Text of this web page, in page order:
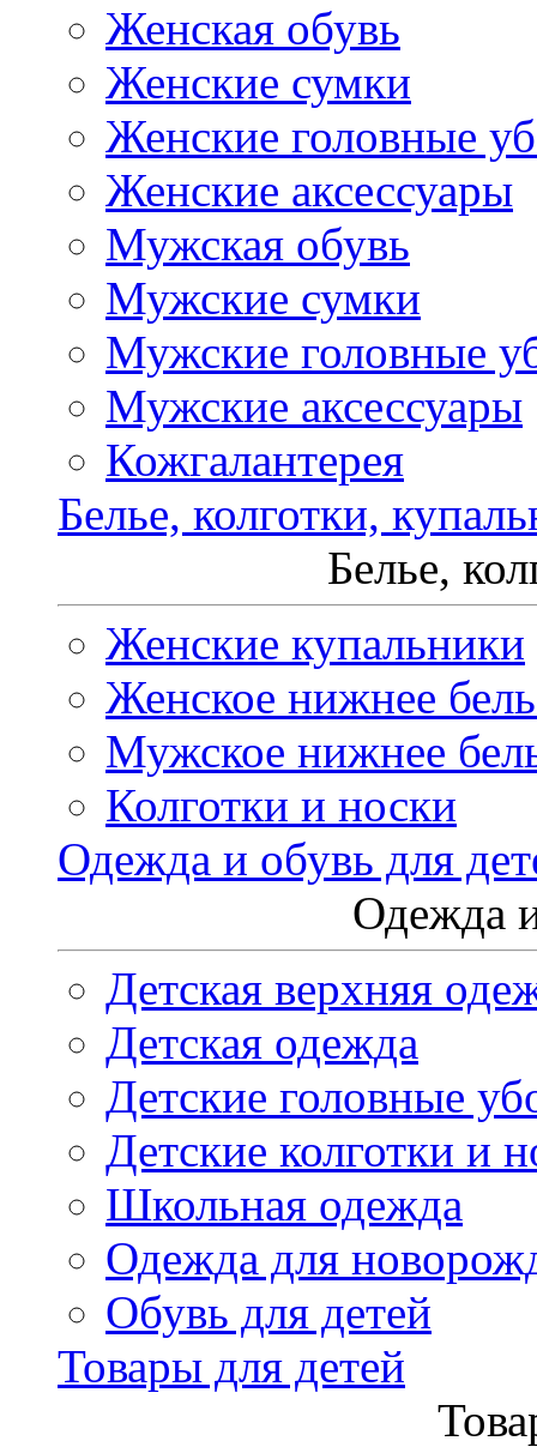
Женская обувь
Женские сумки
Женские головные
Женские аксессуары
Мужская обувь
Мужские сумки
Мужские головные
Мужские аксессуары
Кожгалантерея
Белье, колготки,
Белье,
Женские купальники
Женское нижнее
Мужское нижнее
Колготки и носки
Одежда и обувь для
Одежда
Детская верхняя
Детская одежда
Детские головные
Детские колготки и
Школьная одежда
Одежда для
Обувь для детей
Товары для детей